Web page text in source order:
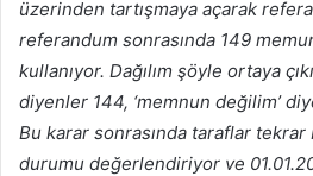
üzerinden tartışmaya açarak
referandum sonrasında 149
kullanıyor. Dağılım şöyle ortaya
diyenler 144, ‘memnun değilim’
Bu karar sonrasında taraflar
durumu değerlendiriyor ve